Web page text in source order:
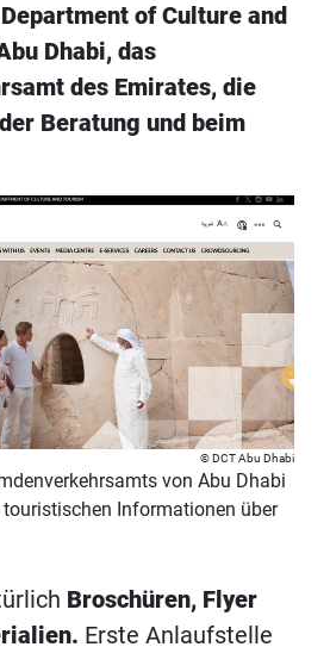
of Culture and
Dhabi, das
des Emirates, die
Beratung und beim
DCT Abu Dhabi
von Abu Dhabi
Informationen über
Broschüren, Flyer
Erste Anlaufstelle